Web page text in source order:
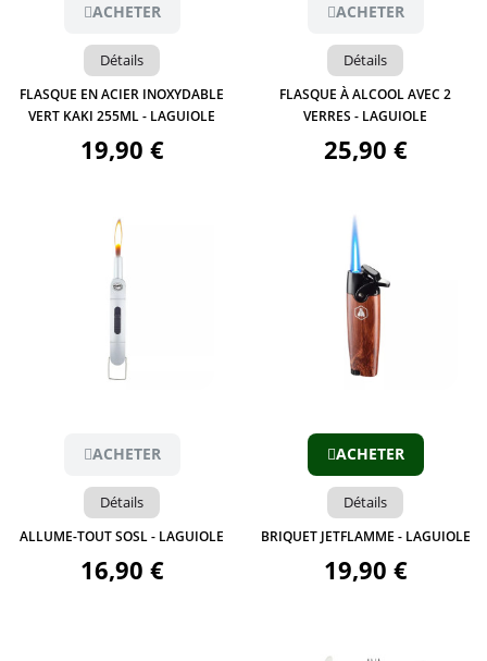
ACHETER
Détails
FLASQUE EN ACIER INOXYDABLE
VERT KAKI 255ML - LAGUIOLE
19,90 €
ACHETER
Détails
FLASQUE À ALCOOL AVEC 2
VERRES - LAGUIOLE
25,90 €
Aperçu
ACHETER
Détails
ALLUME-TOUT SOSL - LAGUIOLE
16,90 €
Aperçu
ACHETER
Détails
BRIQUET JETFLAMME - LAGUIOLE
19,90 €